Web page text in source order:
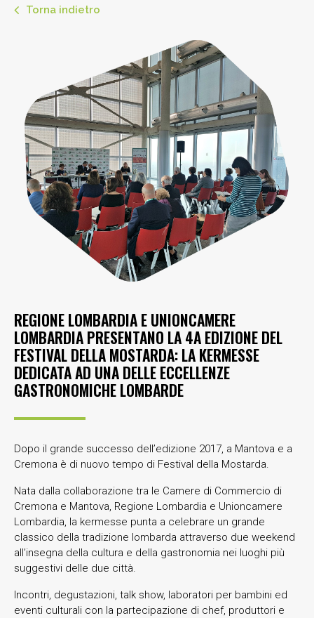
Torna indietro
REGIONE LOMBARDIA E UNIONCAMERE
LOMBARDIA PRESENTANO LA 4A EDIZIONE DEL
FESTIVAL DELLA MOSTARDA: LA KERMESSE
DEDICATA AD UNA DELLE ECCELLENZE
GASTRONOMICHE LOMBARDE
Dopo il grande successo dell’edizione 2017, a Mantova e a
Cremona è di nuovo tempo di Festival della Mostarda.
Nata dalla collaborazione tra le Camere di Commercio di
Cremona e Mantova, Regione Lombardia e Unioncamere
Lombardia, la kermesse punta a celebrare un grande
classico della tradizione lombarda attraverso due weekend
all’insegna della cultura e della gastronomia nei luoghi più
suggestivi delle due città.
Incontri, degustazioni, talk show, laboratori per bambini ed
eventi culturali con la partecipazione di chef, produttori e